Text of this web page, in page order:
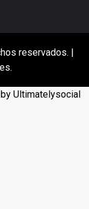
reservados. |
Ultimatelysocial